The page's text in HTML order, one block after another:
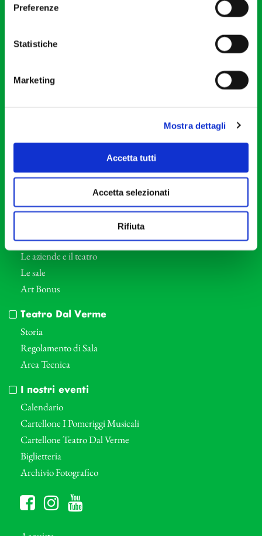
Preferenze
Statistiche
Marketing
Mostra dettagli
Accetta tutti
Accetta selezionati
Rifiuta
Via S. Giovanni sul Muro, 2
Cod. Fisc. 80078650159
Orchestra I Pomeriggi Musicali
Direttore Artistico
Professori d’Orchestra
Eventi Corporate
Le aziende e il teatro
Le sale
Art Bonus
Teatro Dal Verme
Storia
Regolamento di Sala
Area Tecnica
I nostri eventi
Calendario
Cartellone I Pomeriggi Musicali
Cartellone Teatro Dal Verme
Biglietteria
Archivio Fotografico